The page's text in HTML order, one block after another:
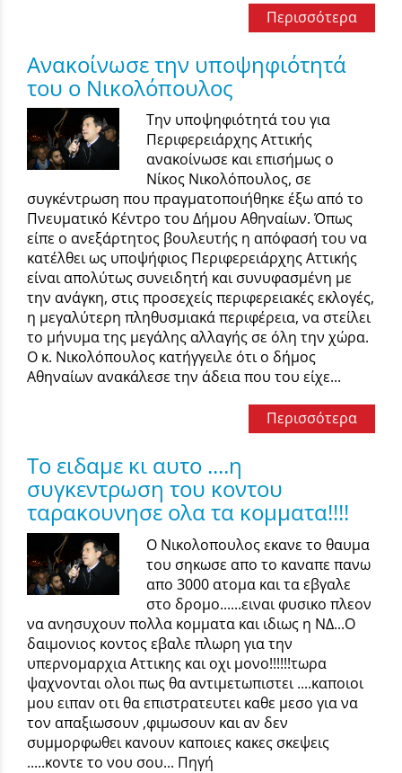
Περισσότερα
Ανακοίνωσε την υποψηφιότητά
του ο Νικολόπουλος
Την υποψηφιότητά του για
Περιφερειάρχης Αττικής
ανακοίνωσε και επισήμως ο
Νίκος Νικολόπουλος, σε
συγκέντρωση που πραγματοποιήθηκε έξω από το
Πνευματικό Κέντρο του Δήμου Αθηναίων. Όπως
είπε ο ανεξάρτητος βουλευτής η απόφασή του να
κατέλθει ως υποψήφιος Περιφερειάρχης Αττικής
είναι απολύτως συνειδητή και συνυφασμένη με
την ανάγκη, στις προσεχείς περιφερειακές εκλογές,
η μεγαλύτερη πληθυσμιακά περιφέρεια, να στείλει
το μήνυμα της μεγάλης αλλαγής σε όλη την χώρα.
O κ. Νικολόπουλος κατήγγειλε ότι ο δήμος
Αθηναίων ανακάλεσε την άδεια που του είχε...
Περισσότερα
To ειδαμε κι αυτο ....η
συγκεντρωση του κοντου
ταρακουνησε ολα τα κομματα!!!!
Ο Νικολοπουλος εκανε το θαυμα
του σηκωσε απο το καναπε πανω
απο 3000 ατομα και τα εβγαλε
στο δρομο......ειναι φυσικο πλεον
να ανησυχουν πολλα κομματα και ιδιως η ΝΔ...Ο
δαιμονιος κοντος εβαλε πλωρη για την
υπερνομαρχια Αττικης και οχι μονο!!!!!!τωρα
ψαχνονται ολοι πως θα αντιμετωπιστει ....καποιοι
μου ειπαν οτι θα επιστρατευτει καθε μεσο για να
τον απαξιωσουν ,φιμωσουν και αν δεν
συμμορφωθει κανουν καποιες κακες σκεψεις
.....κοντε το νου σου... Πηγή